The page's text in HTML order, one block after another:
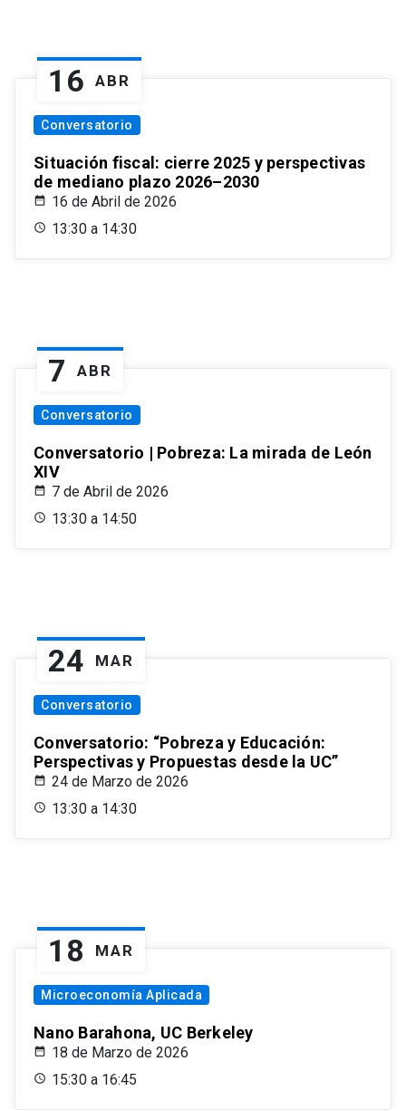
16 ABR
Conversatorio
Situación fiscal: cierre 2025 y perspectivas
de mediano plazo 2026–2030
16 de Abril de 2026
13:30 a 14:30
7 ABR
Conversatorio
Conversatorio | Pobreza: La mirada de León
XIV
7 de Abril de 2026
13:30 a 14:50
24 MAR
Conversatorio
Conversatorio: “Pobreza y Educación:
Perspectivas y Propuestas desde la UC”
24 de Marzo de 2026
13:30 a 14:30
18 MAR
Microeconomía Aplicada
Nano Barahona, UC Berkeley
18 de Marzo de 2026
15:30 a 16:45